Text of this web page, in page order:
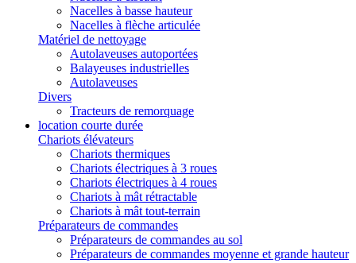
Nacelles à basse hauteur
Nacelles à flèche articulée
Matériel de nettoyage
Autolaveuses autoportées
Balayeuses industrielles
Autolaveuses
Divers
Tracteurs de remorquage
location courte durée
Chariots élévateurs
Chariots thermiques
Chariots électriques à 3 roues
Chariots électriques à 4 roues
Chariots à mât rétractable
Chariots à mât tout-terrain
Préparateurs de commandes
Préparateurs de commandes au sol
Préparateurs de commandes moyenne et grande hauteur